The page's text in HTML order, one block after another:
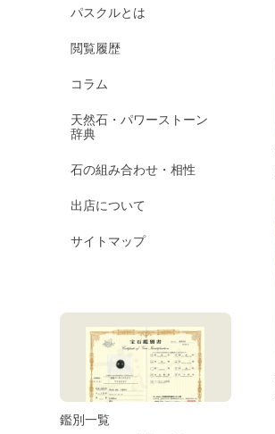
パスクルとは
閲覧履歴
コラム
天然石・パワーストーン
辞典
石の組み合わせ・相性
出店について
サイトマップ
鑑別一覧